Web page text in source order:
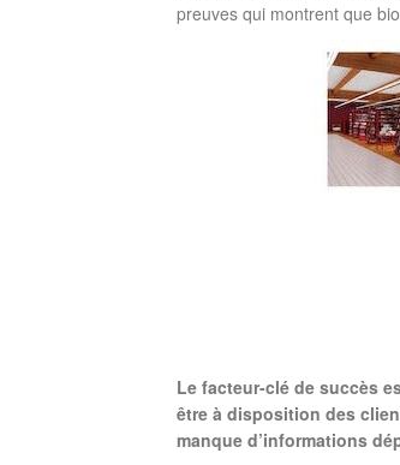
preuves qui montrent que
Le facteur-clé de succès
être à disposition des
manque d’informations